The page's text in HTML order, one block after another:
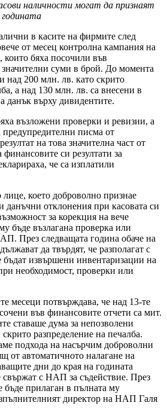
наличности могат да признаят
годината
в касите на фирмите след
от месец контролна кампания на
бяха посочили във
суми в брой. До момента
над 200 млн. лв. като скрито
а над 130 млн. лв. са внесени в
данък върху дивидентите.
възложени проверки и ревизии, а
писма от
на това значителна част от
си резултати за
че са изплатили
лице, което доброволно признае
данъчни отклонения при касовата си
за корекция на вече
бъде възлагана проверка или
През следващата година обаче на
да твърдят, че разполагат с
извършени инвентаризации на
необходимост, проверки или
месеци потвърждава, че над 13-те
във финансовите отчети са мит.
ставаше дума за непозволени
разпределение на печалба.
подхода на насърчим доброволни
от автоматичното налагане на
дни до края на годината
свържат с НАП за съдействие. През
бъде прилаган в пълната му
директор на НАП Галя